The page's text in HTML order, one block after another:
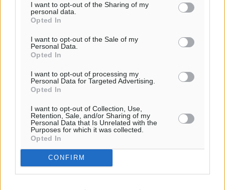
I want to opt-out of the Sharing of my
personal data.
Opted In
I want to opt-out of the Sale of my
Personal Data.
Opted In
I want to opt-out of processing my
Personal Data for Targeted Advertising.
Opted In
I want to opt-out of Collection, Use,
Retention, Sale, and/or Sharing of my
Personal Data that Is Unrelated with the
Purposes for which it was collected.
Opted In
CONFIRM
Βάιος Καλοπήτας: «Η νίκη μας είναι νίκη των υγιών
Βαϊος Καλοπήτας: «Την Κυριακή 8 Οκτωβρίου Ενωμένοι
ΔΙΑΒΑΣΕ ΕΠΙΣΗΣ
ΣΥΝΕΝΤΕΎΞΕΙΣ